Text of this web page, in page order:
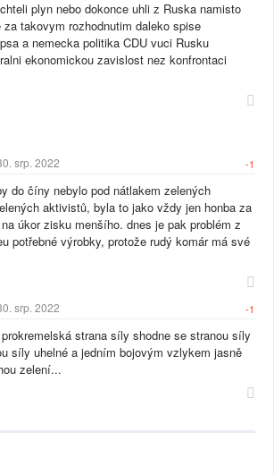
plyn nebo dokonce uhli z Ruska namisto
takovym rozhodnutim daleko spise
a nemecka politika CDU vuci Rusku
ekonomickou zavislost nez konfrontaci
srp. 2022 -1
do číny nebylo pod nátlakem zelených
aktivistů, byla to jako vždy jen honba za
úkor zisku menšího. dnes je pak problém z
potřebné výrobky, protože rudý komár má své
srp. 2022 -1
strana síly shodne se stranou síly
síly uhelné a jedním bojovým vzlykem jasně
zelení...